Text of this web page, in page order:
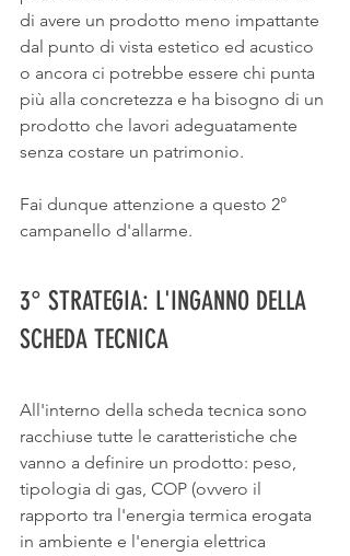
di avere un prodotto meno impattante
dal punto di vista estetico ed acustico
o ancora ci potrebbe essere chi punta
più alla concretezza e ha bisogno di un
prodotto che lavori adeguatamente
senza costare un patrimonio.
Fai dunque attenzione a questo 2°
campanello d'allarme.
3° STRATEGIA: L'INGANNO DELLA
SCHEDA TECNICA
All'interno della scheda tecnica sono
racchiuse tutte le caratteristiche che
vanno a definire un prodotto: peso,
tipologia di gas, COP (ovvero il
rapporto tra l'energia termica erogata
in ambiente e l'energia elettrica